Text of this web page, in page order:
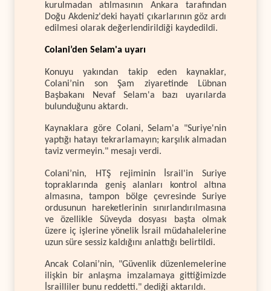
kurulmadan atılmasının Ankara tarafından
Doğu Akdeniz'deki hayati çıkarlarının göz ardı
edilmesi olarak değerlendirildiği kaydedildi.
Colani’den Selam'a uyarı
Konuyu yakından takip eden kaynaklar,
Colani’nin son Şam ziyaretinde Lübnan
Başbakanı Nevaf Selam'a bazı uyarılarda
bulunduğunu aktardı.
Kaynaklara göre Colani, Selam'a "Suriye'nin
yaptığı hatayı tekrarlamayın; karşılık almadan
taviz vermeyin." mesajı verdi.
Colani’nin, HTŞ rejiminin İsrail'in Suriye
topraklarında geniş alanları kontrol altına
almasına, tampon bölge çevresinde Suriye
ordusunun hareketlerinin sınırlandırılmasına
ve özellikle Süveyda dosyası başta olmak
üzere iç işlerine yönelik İsrail müdahalelerine
uzun süre sessiz kaldığını anlattığı belirtildi.
Ancak Colani’nin, "Güvenlik düzenlemelerine
ilişkin bir anlaşma imzalamaya gittiğimizde
İsrailliler bunu reddetti." dediği aktarıldı.